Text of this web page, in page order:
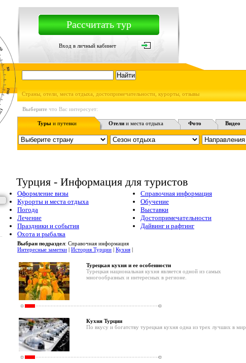
Рассчитать тур
Вход в личный кабинет
Страны, отели, места отдыха, достопримечательности, курорты, отзывы
Выберите что Вас интересует:
Турыи путевки Отели и места отдыха Фото Видео
Турция - Информация для туристов
Оформление визы
Курорты и места отдыха
Погода
Лечение
Праздники и события
Охота и рыбалка
Справочная информация
Обучение
Выставки
Достопримечательности
Дайвинг и рафтинг
Выбран подраздел: Справочная информация
Интересные заметки | История Турции | Кухня |
Турецкая кухня и ее особенности
Турецкая национальная кухня является одной из самых
многообразных и интересных в регионе.
Кухня Турции
По вкусу и богатству турецкая кухня одна из трех лучших в